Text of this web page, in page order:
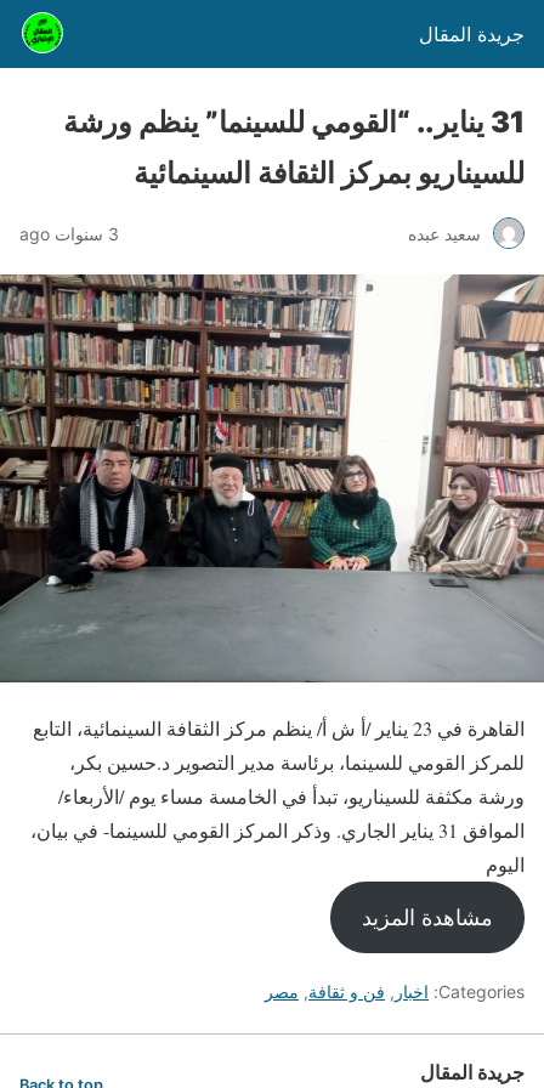
جريدة المقال
31 يناير.. “القومي للسينما” ينظم ورشة
للسيناريو بمركز الثقافة السينمائية
سعيد عبده 3 سنوات ago
القاهرة في 23 يناير /أ ش أ/ ينظم مركز الثقافة السينمائية، التابع
للمركز القومي للسينما، برئاسة مدير التصوير د.حسين بكر،
ورشة مكثفة للسيناريو، تبدأ في الخامسة مساء يوم /الأربعاء/
الموافق 31 يناير الجاري. وذكر المركز القومي للسينما- في بيان،
اليوم
مشاهدة المزيد
Categories: اخبار , فن و ثقافة, مصر
جريدة المقال